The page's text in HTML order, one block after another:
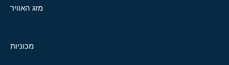
מזג האוויר
מכוניות